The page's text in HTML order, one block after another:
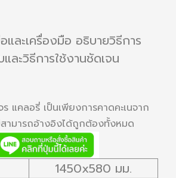
ละเครื่องมือ อธิบายวิธีการ
และวิธีการใช้งานชัดเจน
แคลอรี่ เป็นเพียงการคาดคะเนจาก
สามารถอ้างอิงได้ถูกต้องทั้งหมด
1450x580 มม.